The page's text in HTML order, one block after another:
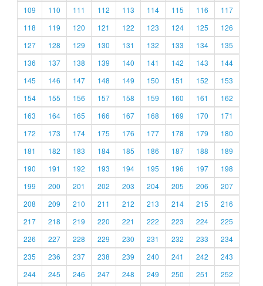
109
110 111 112 113 114 115 116
117
118
119 120 121 122 123 124 125
126
127
128 129 130 131 132 133 134
135
136
137 138 139 140 141 142 143
144
145
146 147 148 149 150 151 152
153
154
155 156 157 158 159 160 161
162
163
164 165 166 167 168 169 170
171
172
173 174 175 176 177 178 179
180
181
182 183 184 185 186 187 188
189
190
191 192 193 194 195 196 197
198
199
200 201 202 203 204 205 206
207
208
209 210 211 212 213 214 215
216
217
218 219 220 221 222 223 224
225
226
227 228 229 230 231 232 233
234
235
236 237 238 239 240 241 242
243
244
245 246 247 248 249 250 251
252